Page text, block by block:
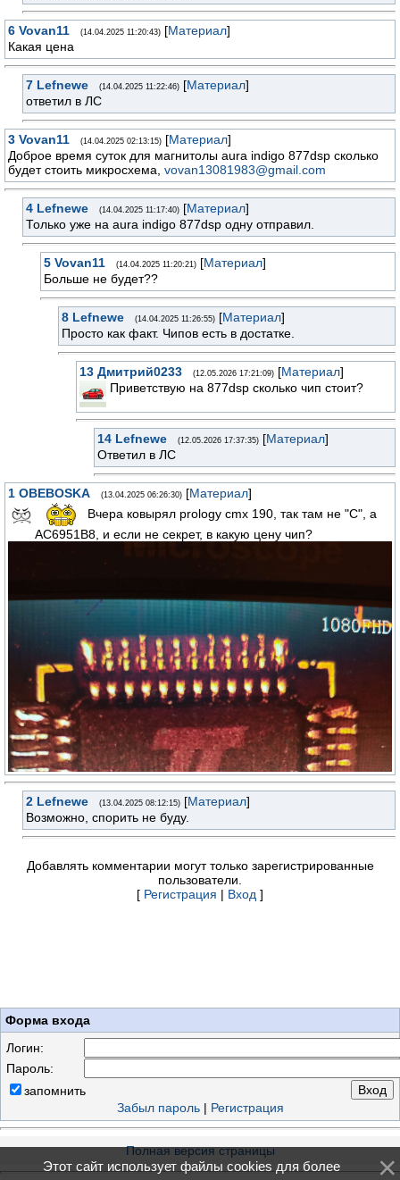
6 Vovan11 (14.04.2025 11:20:43) [Материал]
Какая цена
7 Lefnewe (14.04.2025 11:22:46) [Материал]
ответил в ЛС
3 Vovan11 (14.04.2025 02:13:15) [Материал]
Доброе время суток для магнитолы aura indigo 877dsp сколько
будет стоить микросхема, vovan13081983@gmail.com
4 Lefnewe (14.04.2025 11:17:40) [Материал]
Только уже на aura indigo 877dsp одну отправил.
5 Vovan11 (14.04.2025 11:20:21) [Материал]
Больше не будет??
8 Lefnewe (14.04.2025 11:26:55) [Материал]
Просто как факт. Чипов есть в достатке.
13 Дмитрий0233 (12.05.2026 17:21:09) [Материал]
Приветствую на 877dsp сколько чип стоит?
14 Lefnewe (12.05.2026 17:37:35) [Материал]
Ответил в ЛС
1 OBEBOSKA (13.04.2025 06:26:30) [Материал]
Вчера ковырял prology cmx 190, так там не "С", а
АС6951В8, и если не секрет, в какую цену чип?
2 Lefnewe (13.04.2025 08:12:15) [Материал]
Возможно, спорить не буду.
Добавлять комментарии могут только зарегистрированные
пользователи.
[ Регистрация | Вход ]
Форма входа
Логин:
Пароль:
запомнить
Забыл пароль| Регистрация
Полная версия страницы
Этот сайт использует файлы cookies для более